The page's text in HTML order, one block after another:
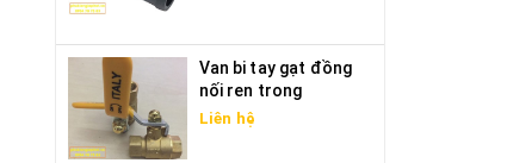
Van bi tay gạt đồng
nối ren trong
Liên hệ